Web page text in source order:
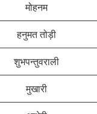
मोहनम
हनुमत तोड़ी
शुभपन्तुवराली
मुखारी